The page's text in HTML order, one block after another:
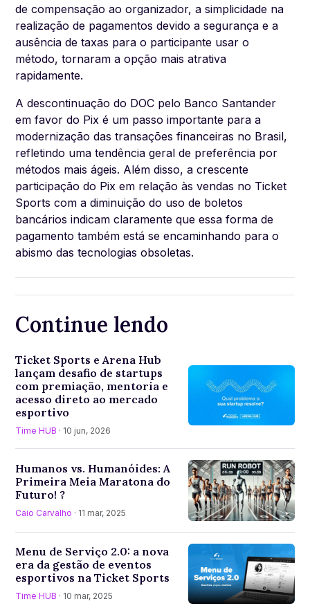
de compensação ao organizador, a simplicidade na
realização de pagamentos devido a segurança e a
ausência de taxas para o participante usar o
método, tornaram a opção mais atrativa
rapidamente.
A descontinuação do DOC pelo Banco Santander
em favor do Pix é um passo importante para a
modernização das transações financeiras no Brasil,
refletindo uma tendência geral de preferência por
métodos mais ágeis. Além disso, a crescente
participação do Pix em relação às vendas no Ticket
Sports com a diminuição do uso de boletos
bancários indicam claramente que essa forma de
pagamento também está se encaminhando para o
abismo das tecnologias obsoletas.
Continue lendo
Ticket Sports e Arena Hub
lançam desafio de startups
com premiação, mentoria e
acesso direto ao mercado
esportivo
Time HUB · 10 jun, 2026
Humanos vs. Humanóides: A
Primeira Meia Maratona do
Futuro! ?
Caio Carvalho · 11 mar, 2025
Menu de Serviço 2.0: a nova
era da gestão de eventos
esportivos na Ticket Sports
Time HUB · 10 mar, 2025